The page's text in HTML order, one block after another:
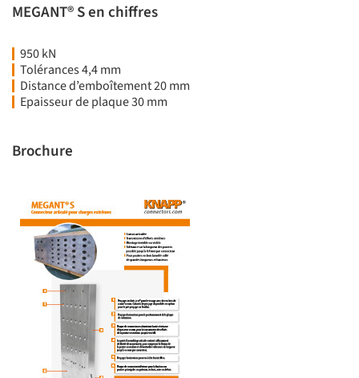
MEGANT® S en chiffres
950 kN
Tolérances 4,4 mm
Distance d’emboîtement 20 mm
Epaisseur de plaque 30 mm
Brochure